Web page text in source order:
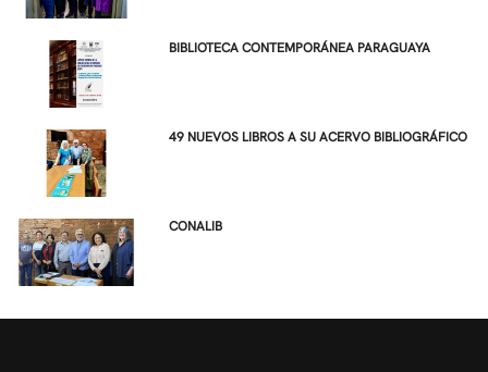
BIBLIOTECA CONTEMPORÁNEA PARAGUAYA
49 NUEVOS LIBROS A SU ACERVO BIBLIOGRÁFICO
CONALIB